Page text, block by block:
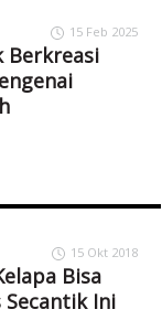
15 Feb 2025
Berkreasi
15 Okt 2018
Bisa
Secantik Ini